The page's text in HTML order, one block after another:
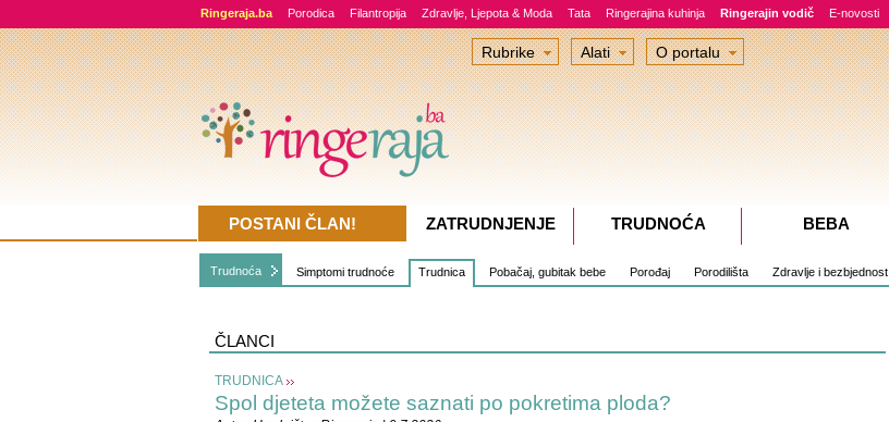
Ringeraja.ba Porodica Filantropija Zdravlje, Ljepota & Moda Tata Ringerajina kuhinja Ringerajin vodič E-novosti
Trudnoća Simptomi trudnoće Trudnica Pobačaj, gubitak bebe Porođaj Porodilišta Zdravlje i bezbjednost
ČLANCI
TRUDNICA
Spol djeteta možete saznati po pokretima ploda?
Rubrike Alati O portalu
POSTANI ČLAN! ZATRUDNJENJE TRUDNOĆA BEBA